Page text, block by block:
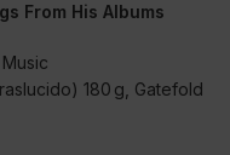
From His Albums
180 g, Gatefold